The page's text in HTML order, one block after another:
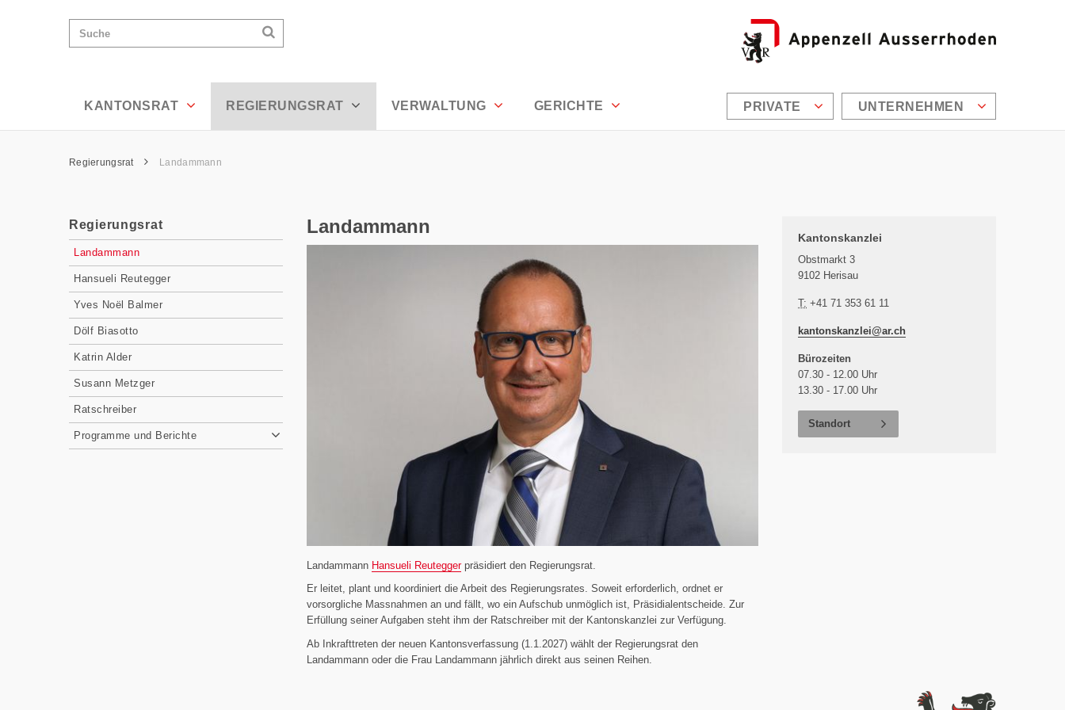
Suchen
KANTONSRAT
REGIERUNGSRAT VERWALTUNG GERICHTE PRIVATE UNTERNEHMEN
Inhalt
Pfadnavigation
Regierungsrat Landammann
Regierungsrat
Subnavigation
Landammann
Hansueli Reutegger
Yves Noël Balmer
Dölf Biasotto
Katrin Alder
Susann Metzger
Ratschreiber
Programme und Berichte
Landammann
Landammann Hansueli Reuteggerpräsidiert den Regierungsrat.
Er leitet, plant und koordiniert die Arbeit des Regierungsrates. Soweit erforderlich, ordnet er
vorsorgliche Massnahmen an und fällt, wo ein Aufschub unmöglich ist, Präsidialentscheide. Zur
Erfüllung seiner Aufgaben steht ihm der Ratschreiber mit der Kantonskanzlei zur Verfügung.
Ab Inkrafttreten der neuen Kantonsverfassung (1.1.2027) wählt der Regierungsrat den
Landammann oder die Frau Landammann jährlich direkt aus seinen Reihen.
Kantonskanzlei
Obstmarkt 3
9102 Herisau
T: +41 71 353 61 11
kantonskanzlei@ar.ch
Bürozeiten
07.30 - 12.00 Uhr
13.30 - 17.00 Uhr
Standort